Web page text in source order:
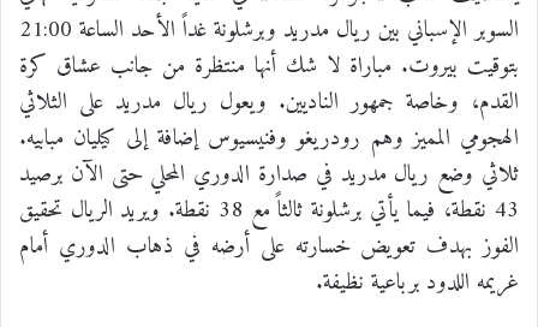
السوبر الإسباني بين ريال مدريد وبرشلونة غداً الأحد الساعة 21:00
بتوقيت بيروت. مباراة لا شك أنها منتظرة من جانب عشاق كرة
القدم، وخاصة جمهور الناديين. ويعول ريال مدريد على الثلاثي
الهجومي المميز وهم رودريغو وفنيسيوس إضافة إلى كيليان مبابيه.
ثلاثي وضع ريال مدريد في صدارة الدوري المحلي حتى الآن برصيد
43 نقطة، فيما يأتي برشلونة ثالثاً مع 38 نقطة. ويريد الريال تحقيق
الفوز بهدف تعويض خسارته على أرضه في ذهاب الدوري أمام
غريمه اللدود برباعية نظيفة.